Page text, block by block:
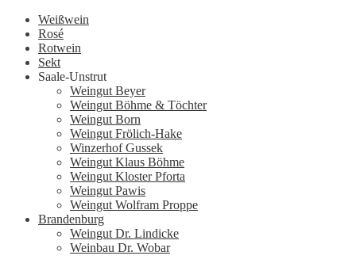
Weißwein
Rosé
Rotwein
Sekt
Saale-Unstrut
Weingut Beyer
Weingut Böhme & Töchter
Weingut Born
Weingut Frölich-Hake
Winzerhof Gussek
Weingut Klaus Böhme
Weingut Kloster Pforta
Weingut Pawis
Weingut Wolfram Proppe
Brandenburg
Weingut Dr. Lindicke
Weinbau Dr. Wobar